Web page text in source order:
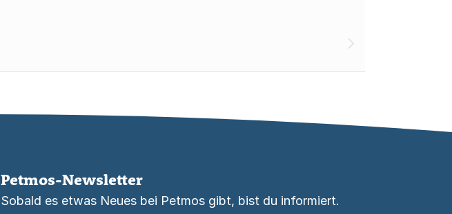
Petmos-Newsletter
Sobald es etwas Neues bei Petmos gibt, bist du informiert.